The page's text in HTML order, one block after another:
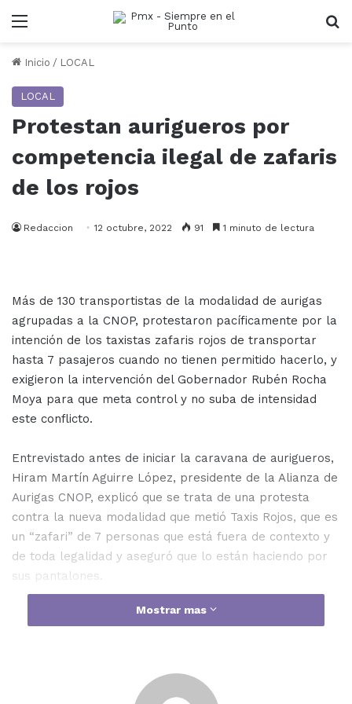
Menu
Inicio / LOCAL
LOCAL
Protestan aurigueros por
competencia ilegal de zafaris
de los rojos
Redaccion 12 octubre, 2022 91 1 minuto de lectura
Más de 130 transportistas de la modalidad de aurigas
agrupadas a la CNOP, protestaron pacíficamente por la
intención de los taxistas zafaris rojos de transportar
hasta 7 pasajeros cuando no tienen permitido hacerlo, y
exigieron la intervención del Gobernador Rubén Rocha
Moya para que meta control y no suba de intensidad
este conflicto.
Entrevistado antes de iniciar la caravana de aurigueros,
Hiram Martín Aguirre López, presidente de la Alianza de
Aurigas CNOP, explicó que se trata de una protesta
contra la nueva modalidad que metió Taxis Rojos, que es
un “zafari” de 7 personas que está fuera de contexto y
de toda legalidad y aseguró que lo están haciendo por
sus pantalones.
Mostrar mas